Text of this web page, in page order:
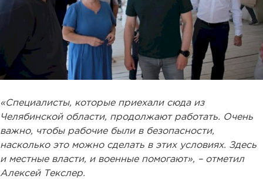
«Специалисты, которые приехали сюда из
Челябинской области, продолжают работать. Очень
важно, чтобы рабочие были в безопасности,
насколько это можно сделать в этих условиях. Здесь
и местные власти, и военные помогают», – отметил
Алексей Текслер.